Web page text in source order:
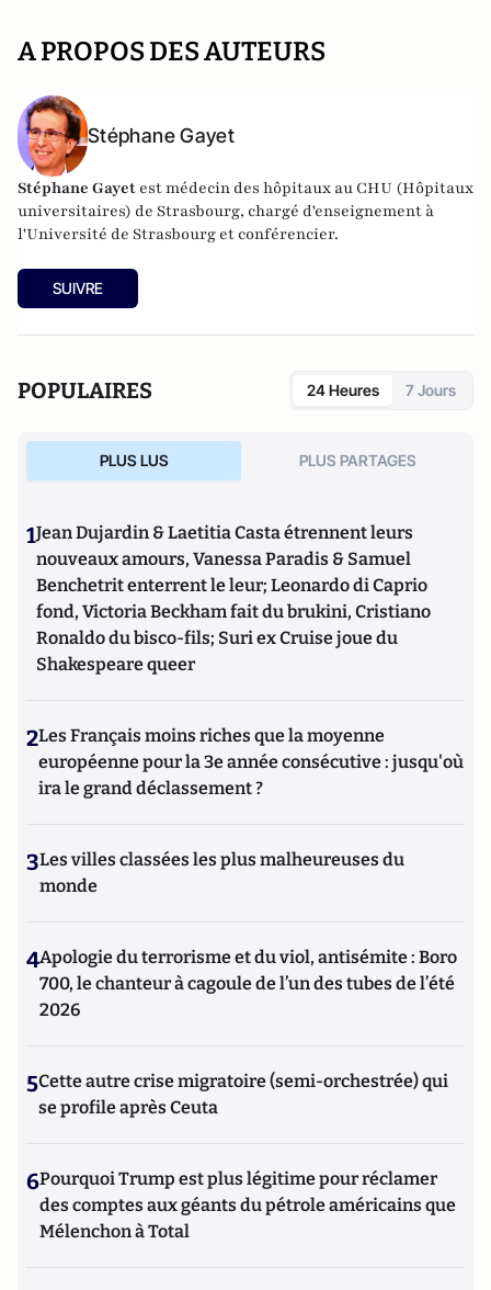
A PROPOS DES AUTEURS
Stéphane Gayet
Stéphane Gayet est médecin des hôpitaux au CHU (Hôpitaux
universitaires) de Strasbourg, chargé d'enseignement à
l'Université de Strasbourg et conférencier.
SUIVRE
POPULAIRES 24 Heures 7 Jours
PLUS LUS PLUS PARTAGES
1Jean Dujardin & Laetitia Casta étrennent leurs
nouveaux amours, Vanessa Paradis & Samuel
Benchetrit enterrent le leur; Leonardo di Caprio
fond, Victoria Beckham fait du brukini, Cristiano
Ronaldo du bisco-fils; Suri ex Cruise joue du
Shakespeare queer
2Les Français moins riches que la moyenne
européenne pour la 3e année consécutive : jusqu'où
ira le grand déclassement ?
3Les villes classées les plus malheureuses du
monde
4Apologie du terrorisme et du viol, antisémite : Boro
700, le chanteur à cagoule de l’un des tubes de l’été
2026
5Cette autre crise migratoire (semi-orchestrée) qui
se profile après Ceuta
6Pourquoi Trump est plus légitime pour réclamer
des comptes aux géants du pétrole américains que
Mélenchon à Total